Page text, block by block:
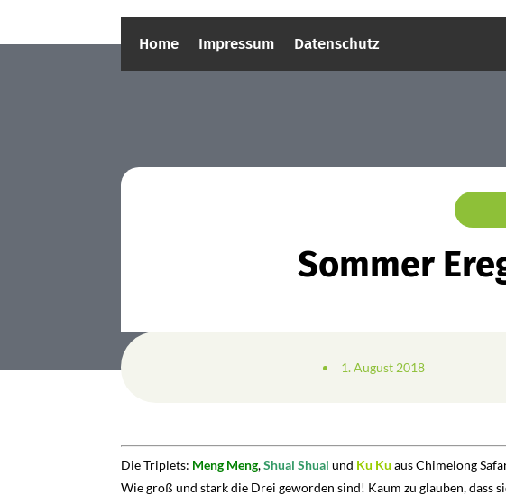
Home Impressum Datenschutz
Sommer
1. August 2018
Die Triplets: Meng Meng,Shuai Shuai und Ku Ku aus Chimelong
Wie groß und stark die Drei geworden sind! Kaum zu glauben, dass